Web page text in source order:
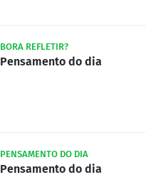
BORA REFLETIR?
Pensamento do dia
PENSAMENTO DO DIA
Pensamento do dia